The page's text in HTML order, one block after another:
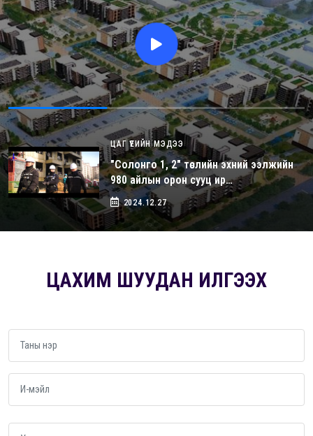
ЦАГ ҮЕИЙН МЭДЭЭ
"Солонго 1, 2" төслийн эхний ээлжийн
980 айлын орон сууц ир…
2024.12.27
ЦАХИМ ШУУДАН ИЛГЭЭХ